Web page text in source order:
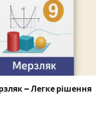
– Легке рішення